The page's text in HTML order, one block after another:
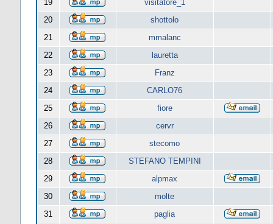
19
visitatore_1
20
shottolo
21
mmalanc
22
lauretta
23
Franz
24
CARLO76
25
fiore
26
cervr
27
stecomo
28
STEFANO TEMPINI
29
alpmax
30
molte
31
paglia